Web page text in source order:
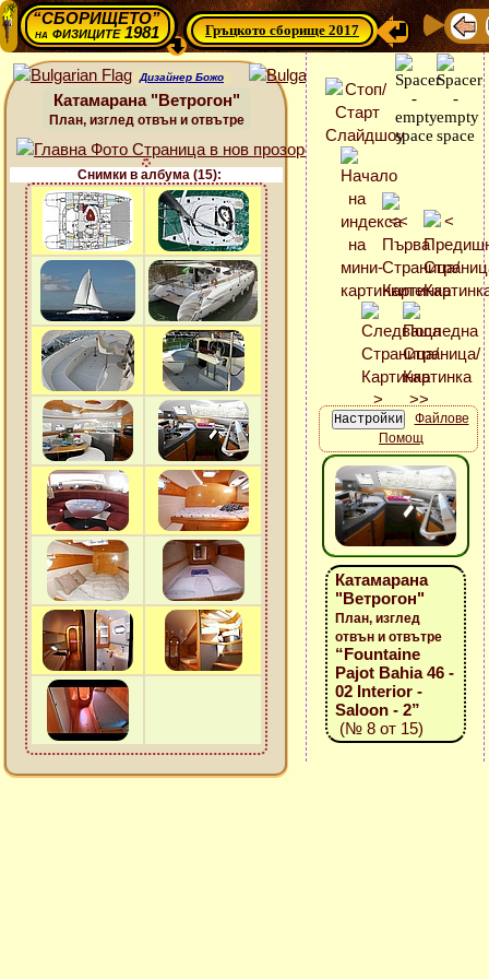
“СБОРИЩЕТО”
нафизиците 1981 Гръцкото сборище 2017
Дизайнер Божо
Катамарана "Ветрогон"
План, изглед отвън и отвътре
Снимки в албума (15):
Файлове
Помощ
Катамарана
"Ветрогон"
План, изглед
отвън и отвътре
“Fountaine
Pajot Bahia 46 -
02 Interior -
Saloon - 2”
(№ 8 от 15)